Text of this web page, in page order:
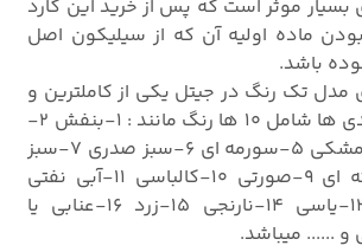
بسیار موثر است که پس از خرید این گارد
بودن ماده اولیه آن که از سیلیکون اصل
باشد.
تک رنگ در جیتل یکی از کاملترین و
جامع ترین رنگ بندی ها شامل 10 ها رنگ مانند : 1-بنفش 2-
قرمز 3-سفید 4-مشکی 5-سورمه ای 6-سبز صدری 7-سبز
لجنی 8-سبز پسته ای 9-صورتی 10-کالباسی 11-آبی نفتی
12-آبی آسمانی 13-یاسی 14-نارنجی 15-زرد 16-عنابی یا